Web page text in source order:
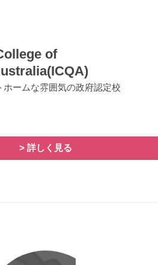
of
ホームな雰囲気の政府認定校
> 詳しく見る